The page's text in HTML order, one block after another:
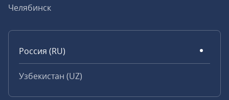
Челябинск
Россия (RU)
Узбекистан (UZ)